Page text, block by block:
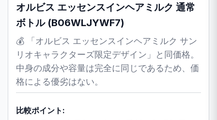
オルビス エッセンスインヘアミルク 通常
ボトル (B06WLJYWF7)
💰 「オルビス エッセンスインヘアミルク サン
リオキャラクターズ限定デザイン」と同価格。
中身の成分や容量は完全に同じであるため、価
格による優劣はない。
比較ポイント: